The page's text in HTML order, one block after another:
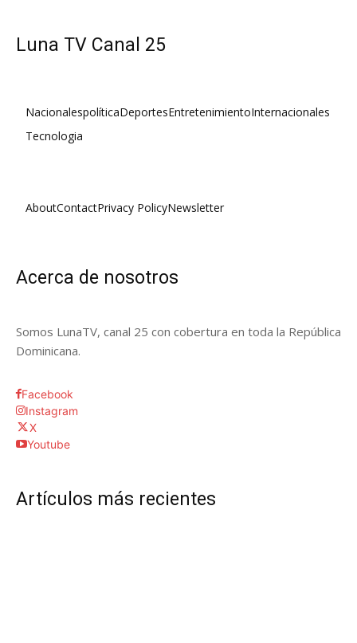
Luna TV Canal 25
NacionalespolíticaDeportesEntretenimientoInternacionales
Tecnologia
AboutContactPrivacy PolicyNewsletter
Acerca de nosotros
Somos LunaTV, canal 25 con cobertura en toda la República
Dominicana.
Facebook
Instagram
X
Youtube
Artículos más recientes